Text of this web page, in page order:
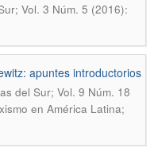
Vol. 3 Núm. 5 (2016):
apuntes introductorios
del Sur; Vol. 9 Núm. 18
en América Latina;